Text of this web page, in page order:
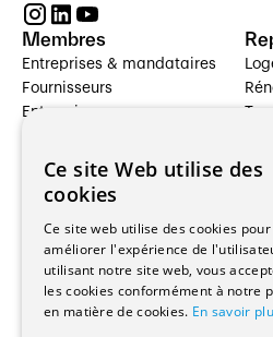
Membres
Entreprises & mandataires
Fournisseurs
Entreprises
Architectes paysagistes
Architectes d'intérieur
Entreprises générales
Ingénieurs et mandataires
Fabricants / Fournisseurs
Ce site Web utilise des
cookies
Ce site web utilise des cookies pour
améliorer l'expérience de
utilisant notre site web, vous
les cookies conformément à notre
en matière de cookies. En savoir